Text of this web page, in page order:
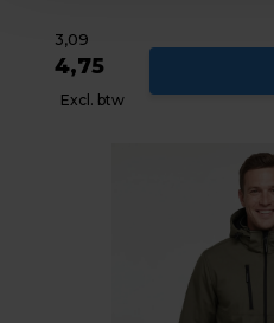
3,09
4,75
Excl. btw